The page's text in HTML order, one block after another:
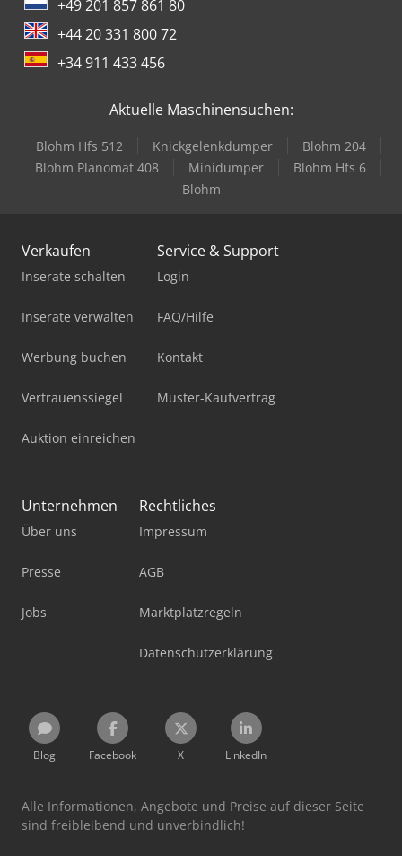
+49 201 857 861 80
+44 20 331 800 72
+34 911 433 456
Aktuelle Maschinensuchen:
Blohm Hfs 512 Knickgelenkdumper
Blohm 204
Blohm Planomat 408
Minidumper
Blohm Hfs 6
Blohm
Verkaufen
Inserate schalten
Inserate verwalten
Werbung buchen
Vertrauenssiegel
Auktion einreichen
Service & Support
Login
FAQ/Hilfe
Kontakt
Muster-Kaufvertrag
Unternehmen
Über uns
Presse
Jobs
Rechtliches
Impressum
AGB
Marktplatzregeln
Datenschutzerklärung
Blog Facebook X LinkedIn
Alle Informationen, Angebote und Preise auf dieser Seite
sind freibleibend und unverbindlich!